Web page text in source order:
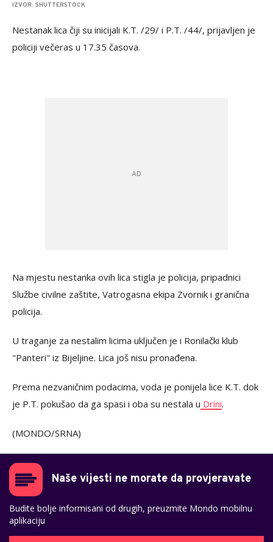
IZVOR: SHUTTERSTOCK
Nestanak lica čiji su inicijali K.T. /29/ i P.T. /44/, prijavljen je
policiji večeras u 17.35 časova.
Na mjestu nestanka ovih lica stigla je policija, pripadnici
Službe civilne zaštite, Vatrogasna ekipa Zvornik i granična
policija.
U traganje za nestalim licima uključen je i Ronilački klub
"Panteri" iz Bijeljine. Lica još nisu pronađena.
Prema nezvaničnim podacima, voda je ponijela lice K.T. dok
je P.T. pokušao da ga spasi i oba su nestala u Drini.
(MONDO/SRNA)
Naše vijesti ne morate da provjeravate
Budite bolje informisani od drugih, preuzmite Mondo mobilnu
aplikaciju